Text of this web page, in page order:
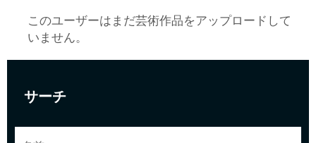
サーチ
このユーザーはまだ芸術作品をアップロードして
いません。